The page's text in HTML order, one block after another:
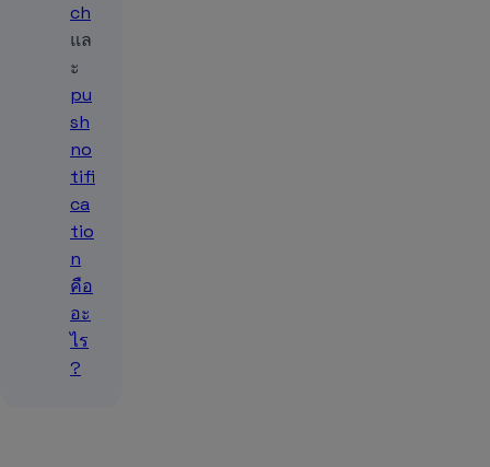
ch
แล
ะ
pu
sh
no
tifi
ca
tio
n
คือ
อะ
ไร
?